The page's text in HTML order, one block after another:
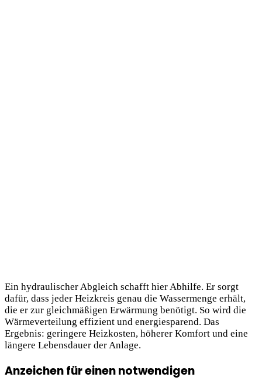
Ein hydraulischer Abgleich schafft hier Abhilfe. Er sorgt
dafür, dass jeder Heizkreis genau die Wassermenge erhält,
die er zur gleichmäßigen Erwärmung benötigt. So wird die
Wärmeverteilung effizient und energiesparend. Das
Ergebnis: geringere Heizkosten, höherer Komfort und eine
längere Lebensdauer der Anlage.
Anzeichen für einen notwendigen